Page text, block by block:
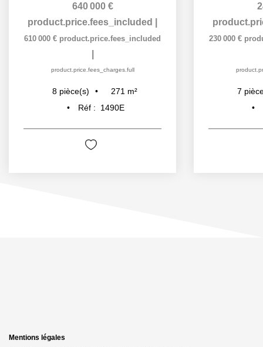
640 000 €
product.price.fees_included
610 000 € product.price.fees_included
product.price.fees_charges.full
8 pièce(s) 271 m²
Réf :
1490E
230 000 €
7
Mentions légales